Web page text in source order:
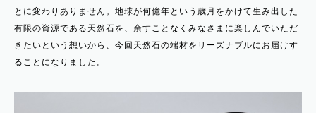
とに変わりありません。地球が何億年という歳月をかけて生み出した
有限の資源である天然石を、余すことなくみなさまに楽しんでいただ
きたいという想いから、今回天然石の端材をリーズナブルにお届けす
ることになりました。